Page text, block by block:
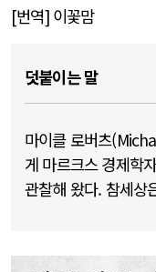
[번역] 이꽃맘
덧붙이는 말
마이클 로버츠
게 마르크스 경제학
관찰해 왔다. 참세상